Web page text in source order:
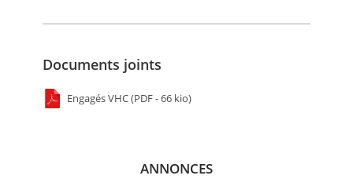
Documents joints
Engagés VHC (PDF - 66 kio)
ANNONCES